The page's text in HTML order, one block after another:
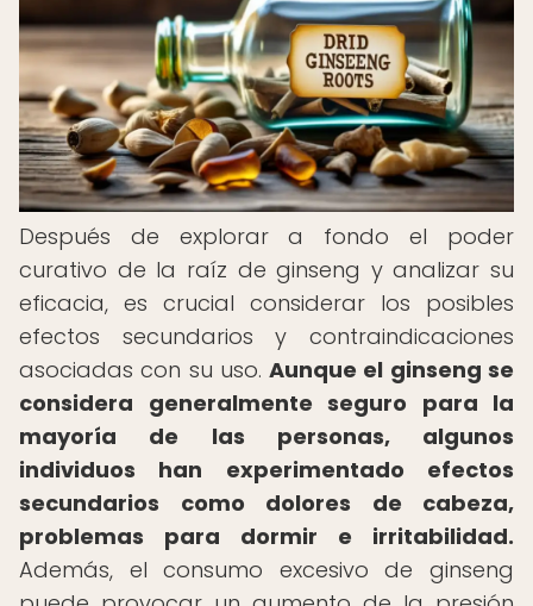
Después de explorar a fondo el poder
curativo de la raíz de ginseng y analizar su
eficacia, es crucial considerar los posibles
efectos secundarios y contraindicaciones
asociadas con su uso.Aunque el ginseng se
considera generalmente seguro para la
mayoría de las personas, algunos
individuos han experimentado efectos
secundarios como dolores de cabeza,
problemas para dormir e irritabilidad.
Además, el consumo excesivo de ginseng